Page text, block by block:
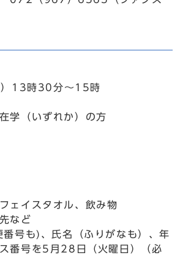
13時30分～15時
学（いずれか）の方
ェイスタオル、飲み物
など
号も)、氏名（ふりがなも）、年
番号を5月28日（火曜日）（必